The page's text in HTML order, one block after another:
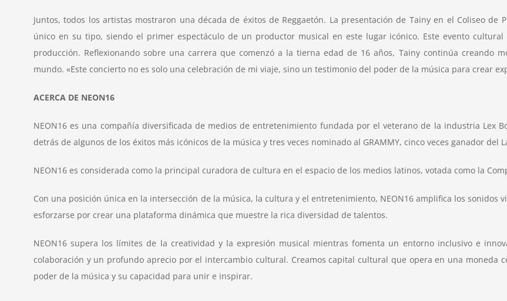
Juntos, todos los artistas mostraron una década de éxitos de Reggaetón. La presentación de Tainyen el Coliseo de
único en su tipo, siendo el primer espectáculo de un productor musical en este lugar icónico. Este evento
producción. Reflexionando sobre una carrera que comenzó a la tierna edad de 16 años, Tainycontinúa creando
mundo. «Este concierto no es solo una celebración de mi viaje, sino un testimonio del poder de la música para crear
ACERCA DE NEON16
NEON16 es una compañía diversificada de medios de entretenimiento fundada por el veterano de la industria Lex
detrás de algunos de los éxitos más icónicos de la música y tres veces nominado al GRAMMY, cinco veces ganador del
NEON16 es considerada como la principal curadora de cultura en el espacio de los medios latinos, votada como la
Con una posición única en la intersección de la música, la cultura y el entretenimiento, NEON16 amplifica los sonidos
esforzarse por crear una plataforma dinámica que muestre la rica diversidad de talentos.
NEON16 supera los límites de la creatividad y la expresión musical mientras fomenta un entorno inclusivo e
colaboración y un profundo aprecio por el intercambio cultural. Creamos capital cultural que opera en una moneda
poder de la música y su capacidad para unir e inspirar.